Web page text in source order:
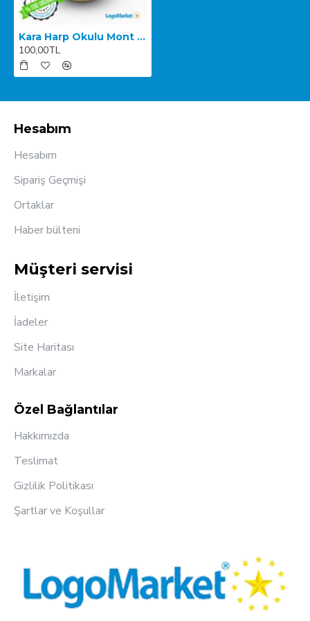
Kara Harp Okulu Mont Bröve
100,00TL
Hesabım
Hesabım
Sipariş Geçmişi
Ortaklar
Haber bülteni
Müşteri servisi
İletişim
İadeler
Site Haritası
Markalar
Özel Bağlantılar
Hakkımızda
Teslimat
Gizlilik Politikası
Şartlar ve Koşullar